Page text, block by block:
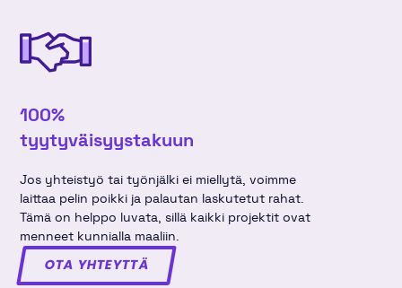
100%
tyytyväisyys­takuun
Jos yhteistyö tai työnjälki ei miellytä, voimme
laittaa pelin poikki ja palautan laskutetut rahat.
Tämä on helppo luvata, sillä kaikki projektit ovat
menneet kunnialla maaliin.
OTA YHTEYTTÄ